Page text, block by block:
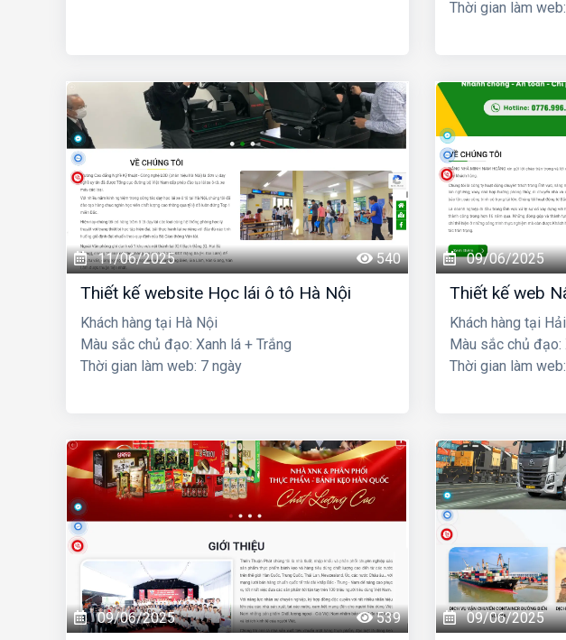
Thời gian làm
11/06/2025 540
Thiết kế website Học lái ô tô Hà Nội
Khách hàng tại Hà Nội
Màu sắc chủ đạo: Xanh lá + Trắng
Thời gian làm web: 7 ngày
09/06/2025
Thiết kế web
Khách hàng tại
Màu sắc chủ đạo:
Thời gian làm
09/06/2025 539 09/06/2025